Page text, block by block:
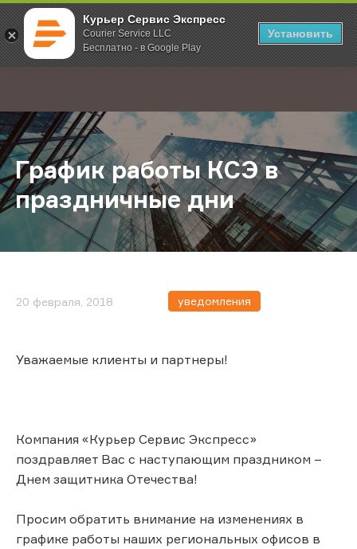
Курьер Сервис Экспресс
Courier Service LLC
Бесплатно - в Google Play
Установить
; Главная О компании Новости График работы КСЭ в
График работы КСЭ в
праздничные дни
20 февраля, 2018 уведомления
Уважаемые клиенты и партнеры!
Компания «Курьер Сервис Экспресс»
поздравляет Вас с наступающим праздником –
Днем защитника Отечества!
Просим обратить внимание на изменениях в
графике работы наших региональных офисов в